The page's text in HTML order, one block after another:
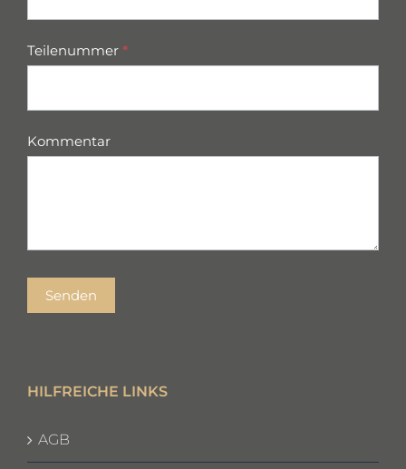
Teilenummer *
Kommentar
Senden
HILFREICHE LINKS
AGB